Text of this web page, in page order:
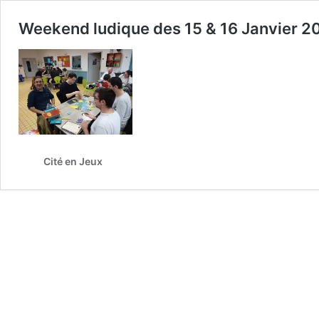
Weekend ludique des 15 & 16 Janvier
Cité en Jeux